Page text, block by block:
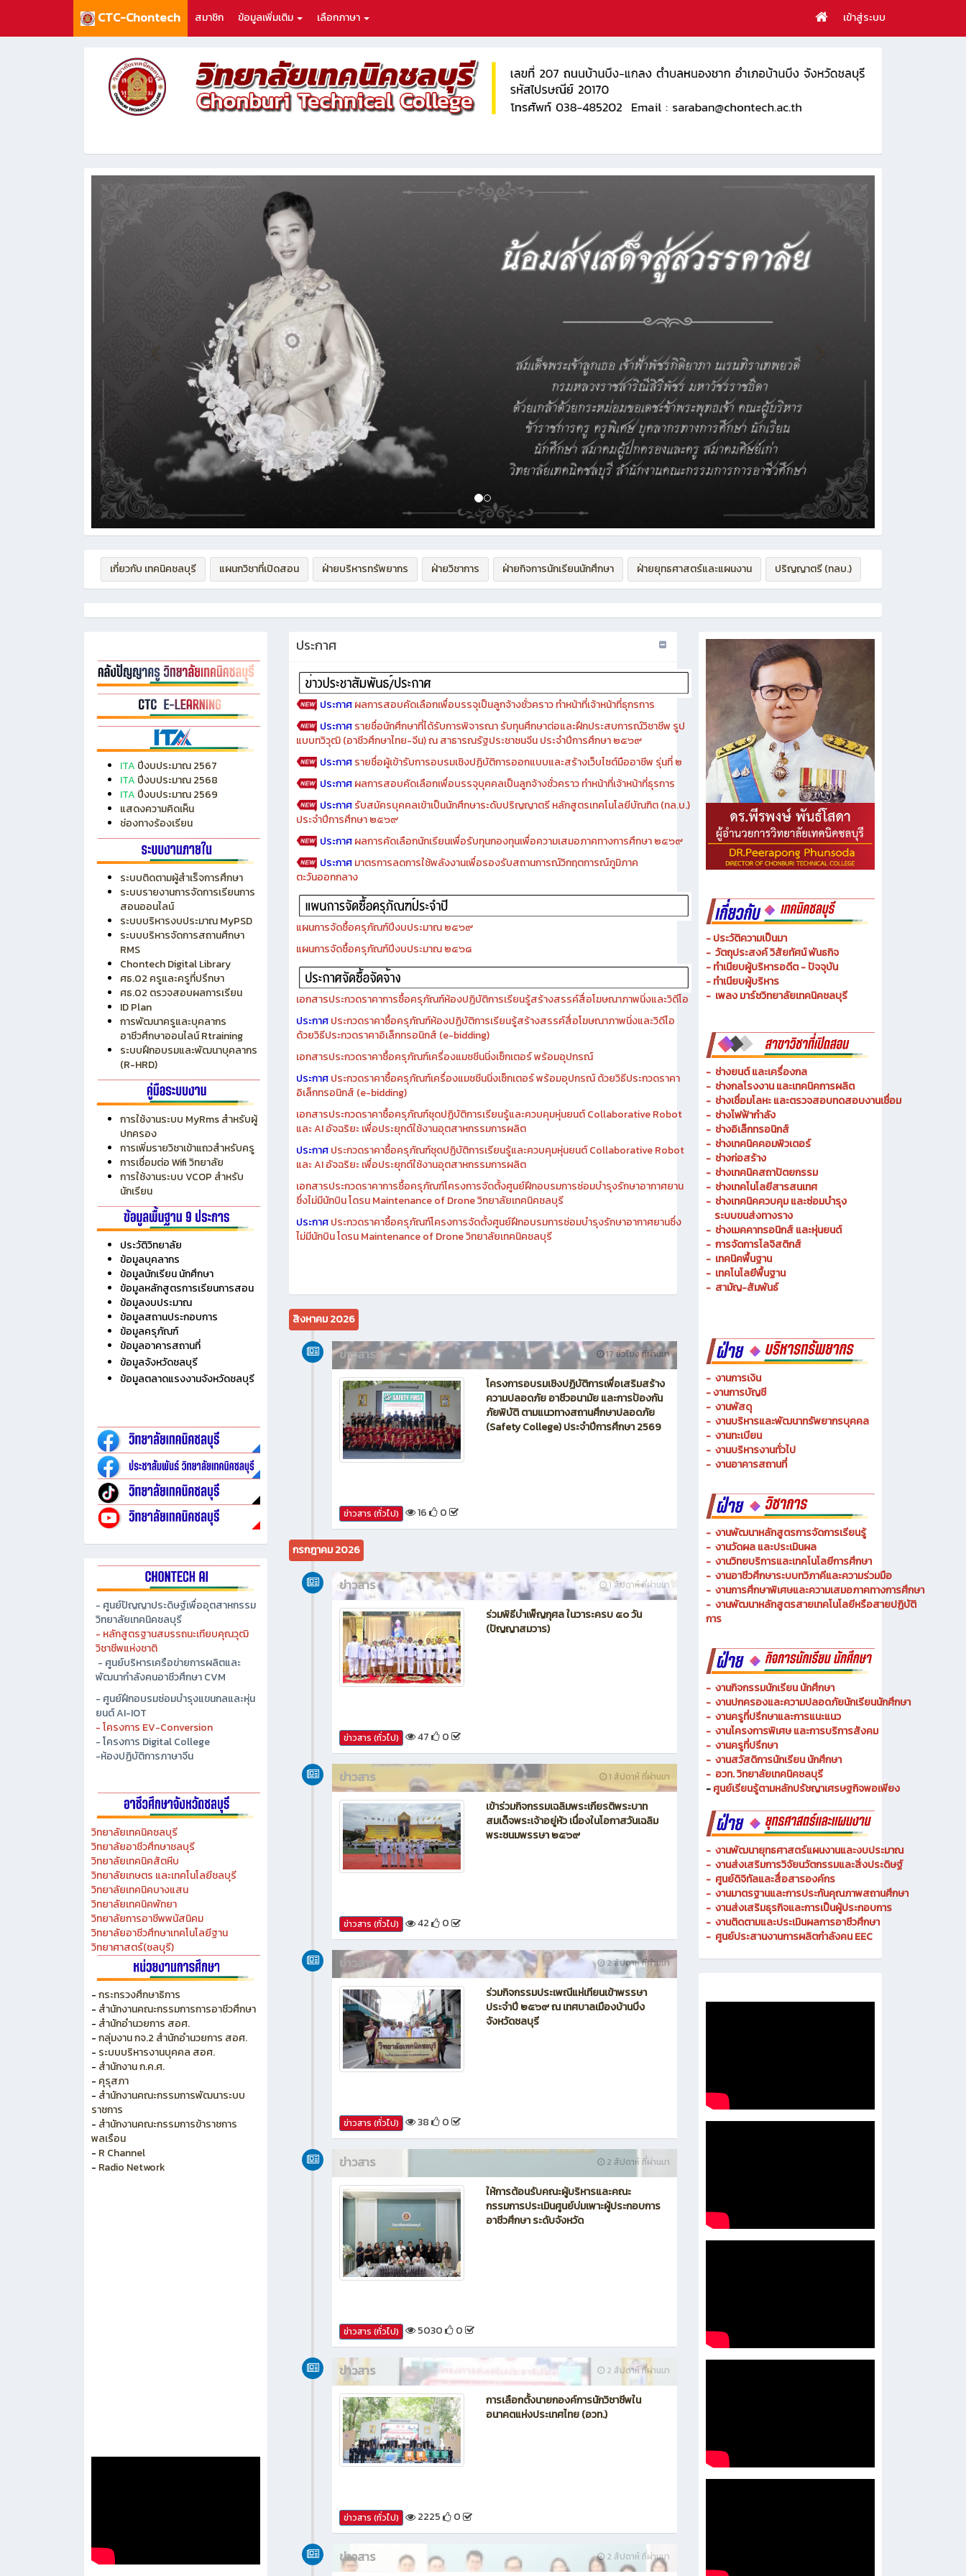
CTC-Chontech สมาชิก ข้อมูลเพิ่มเติม เลือกภาษา เข้าสู่ระบบ
ITAปีงบประมาณ 2567
ITAปีงบประมาณ 2568
ปีงบประมาณ 2569
แสดงความคิดเห็น
ช่องทางร้องเรียน
ระบบติดตามผู้สำเร็จการศึกษา
ระบบรายงานการจัดการเรียนการ
สอนออนไลน์
ระบบบริหารงบประมาณ MyPSD
ระบบบริหารจัดการสถานศึกษา
RMS
Chontech Digital Library
ศธ.02 ครูและครูที่ปรึกษา
ศธ.02 ตรวจสอบผลการเรียน
ID Plan
การพัฒนาครูและบุคลากร
อาชีวศึกษาออนไลน์ Rtraining
ระบบฝึกอบรมและพัฒนาบุคลากร
(R-HRD)
การใช้งานระบบ MyRms สำหรับผู้
ปกครอง
การเพิ่มรายวิชาเข้าแถวสำหรับครู
การเชื่อมต่อ Wifi วิทยาลัย
การใช้งานระบบ VCOP สำหรับ
นักเรียน
ประวัติวิทยาลัย
ข้อมูลบุคลากร
ข้อมูลนักเรียน นักศึกษา
ข้อมูลหลักสูตรการเรียนการสอน
ข้อมูลงบประมาณ
ข้อมูลสถานประกอบการ
ข้อมูลตลาดแรงงานจังหวัดชลบุรี
- ศูนย์ปัญญาประดิษฐ์เพื่ออุตสาหกรรม
วิทยาลัยเทคนิคชลบุรี
- หลักสูตรฐานสมรรถนะเทียบคุณวุฒิ
วิชาชีพแห่งชาติ
- ศูนย์บริหารเครือข่ายการผลิตและ
พัฒนากำลังคนอาชีวศึกษา CVM
- ศูนย์ฝึกอบรมซ่อมบำรุงแขนกลและหุ่น
- โครงการ Digital College
-ห้องปฏิบัติการภาษาจีน
วิทยาลัยเทคนิคชลบุรี
วิทยาลัยอาชีวศึกษาชลบุรี
วิทยาลัยเทคนิคสัตหีบ
วิทยาลัยเกษตร และเทคโนโลยีชลบุรี
วิทยาลัยเทคนิคบางแสน
วิทยาลัยเทคนิคพัทยา
วิทยาลัยการอาชีพพนัสนิคม
วิทยาลัยอาชีวศึกษาเทคโนโลยีฐาน
วิทยาศาสตร์(ชลบุรี)
- กระทรวงศึกษาธิการ
- สำนักงานคณะกรรมการการอาชีวศึกษา
- สำนักอำนวยการ สอศ.
- กลุ่มงาน กจ.2 สำนักอำนวยการ สอศ.
-ระบบบริหารงานบุคคล สอศ.
- สำนักงาน ก.ค.ศ.
-คุรุสภา
- สำนักงานคณะกรรมการพัฒนาระบบ
ราชการ
ประกาศ
ประกาศผลการสอบคัดเลือกเพื่อบรรจุเป็นลูกจ้างชั่วคราว ทำหน้าที่เจ้าหน้าที่ธุกรการ
ประกาศรายชื่อนักศึกษาที่ได้รับการพิจารณา รับทุนศึกษาต่อและฝึกประสบการณ์วิชาชีพ รูป
แบบทวิวุฒิ (อาชีวศึกษาไทย-จีน) ณ สาธารณรัฐประชาชนจีน ประจำปีการศึกษา ๒๕๖๙
ประกาศรายชื่อผู้เข้ารับการอบรมเชิงปฏิบัติการออกแบบและสร้างเว็บไซต์มืออาชีพ รุ่นที่ ๒
ประกาศผลการสอบคัดเลือกเพื่อบรรจุบุคคลเป็นลูกจ้างชั่วคราว ทำหน้าที่เจ้าหน้าที่ธุรการ
ประกาศรับสมัครบุคคลเข้าเป็นนักศึกษาระดับปริญญาตรี หลักสูตรเทคโนโลยีบัณฑิต (ทล.บ.)
ประจำปีการศึกษา ๒๕๖๙
ประกาศผลการคัดเลือกนักเรียนเพื่อรับทุนกองทุนเพื่อความเสมอภาคทางการศึกษา ๒๕๖๙
ประกาศมาตรการลดการใช้พลังงานเพื่อรองรับสถานการณ์วิกฤตการณ์ภูมิภาค
ตะวันออกกลาง
แผนการจัดซื้อครุภัณฑ์ปีงบประมาณ ๒๕๖๙
แผนการจัดซื้อครุภัณฑ์ปีงบประมาณ ๒๕๖๘
เอกสารประกวดราคาการซื้อครุภัณฑ์ห้องปฏิบัติการเรียนรู้สร้างสรรค์สื่อโฆษณาภาพนิ่งและวิดีโอ
ประกาศประกวดราคาซื้อครุภัณฑ์ห้องปฏิบัติการเรียนรู้สร้างสรรค์สื่อโฆษณาภาพนิ่งและวิดีโอ
ด้วยวิธีประกวดราคาอิเล็กทรอนิกส์ (e-bidding)
เอกสารประกวดราคาซื้อครุภัณฑ์เครื่องแมชชีนนิ่งเซ็กเตอร์ พร้อมอุปกรณ์
ประกาศประกวดราคาซื้อครุภัณฑ์เครื่องแมชชีนนิ่งเซ็กเตอร์ พร้อมอุปกรณ์ ด้วยวิธีประกวดราคา
อิเล็กทรอนิกส์ (e-bidding)
เอกสารประกวดราคาซื้อครุภัณฑ์ชุดปฏิบัติการเรียนรู้และควบคุมหุ่นยนต์ Collaborative Robot
และ AI อัจฉริยะ เพื่อประยุกต์ใช้งานอุตสาหกรรมการผลิต
ประกาศประกวดราคาซื้อครุภัณฑ์ชุดปฏิบัติการเรียนรู้และควบคุมหุ่นยนต์ Collaborative Robot
และ AI อัจฉริยะ เพื่อประยุกต์ใช้งานอุตสาหกรรมการผลิต
เอกสารประกวดราคาการซื้อครุภัณฑ์โครงการจัดตั้งศูนย์ฝึกอบรมการซ่อมบำรุงรักษาอากาศยาน
ไม่มีนักบิน โดรน Maintenance of Drone วิทยาลัยเทคนิคชลบุรี
สิงหาคม 2026
17 ชั่วโมง ที่ผ่านมา
ข่าวสาร
ข่าวสาร (ทั่วไป) 16 0
กรกฎาคม 2026
ข่าวสาร
ข่าวสาร (ทั่วไป) 47 0
ข่าวสาร
ข่าวสาร (ทั่วไป) 42 0
ข่าวสาร
ข่าวสาร (ทั่วไป) 38 0
5030 0
ข่าวสาร
- ประวัติความเป็นมา
- ทำเนียบผู้บริหาร
- เพลง มาร์ชวิทยาลัยเทคนิคชลบุรี
- ช่างยนต์ และเครื่องกล
- ช่างกลโรงงาน และเทคนิคการผลิต
- ช่างเชื่อมโลหะ และตรวจสอบทดสอบงานเชื่อม
- ช่างไฟฟ้ากำลัง
- ช่างอิเล็กทรอนิกส์
- ช่างเทคนิคคอมพิวเตอร์
ช่างก่อสร้าง
- ช่างเทคนิคสถาปัตยกรรม
- ช่างเทคโนโลยีสารสนเทศ
- ช่างเทคนิคควบคุม และซ่อมบำรุง
ระบบขนส่งทางราง
- ช่างเมคคาทรอนิกส์ และหุ่นยนต์
-สามัญ-สัมพันธ์
- งานการเงิน
- งานการบัญชี
- งานพัสดุ
- งานทะเบียน
-งานบริหารงานทั่วไป
-งานอาคารสถานที่
- งานพัฒนาหลักสูตรการจัดการเรียนรู้
- งานวัดผล และประเมินผล
- งานวิทยบริการและเทคโนโลยีการศึกษา
- งานการศึกษาพิเศษและความเสมอภาคทางการศึกษา
- งานพัฒนาหลักสูตรสายเทคโนโลยีหรือสายปฏิบัติ
การ
- งานกิจกรรมนักเรียน นักศึกษา
- งานปกครองและความปลอดภัยนักเรียนนักศึกษา
- งานครูที่ปรึกษาและการแนะแนว
-งานโครงการพิเศษ และการบริการสังคม
-งานสวัสดิการนักเรียน นักศึกษา
-อวท. วิทยาลัยเทคนิคชลบุรี
- ศูนย์เรียนรู้ตามหลักปรัชญาเศรษฐกิจพอเพียง
- งานพัฒนายุทธศาสตร์แผนงานและงบประมาณ
- งานส่งเสริมการวิจัยนวัตกรรมและสิ่งประดิษฐ์
- ศูนย์ดิจิทัลและสื่อสารองค์กร